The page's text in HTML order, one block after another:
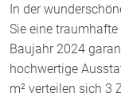
In der
Sie eine
Baujahr 2024
hochwertige
m² verteilen sich 3